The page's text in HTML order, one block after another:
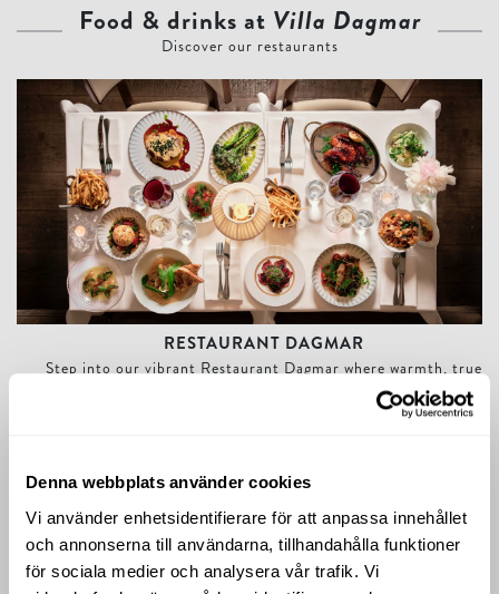
Denna webbplats använder cookies
Vi använder enhetsidentifierare för att anpassa innehållet
och annonserna till användarna, tillhandahålla funktioner
för sociala medier och analysera vår trafik. Vi
Food & drinks at Villa Dagmar
Discover our restaurants
Restaurant Dagmar
RESTAURANT DAGMAR
Step into our vibrant Restaurant Dagmar where warmth, true
craftsmanship and unforgettable flavors await. Drawing
inspiration from the Mediterranean, our menu is crafted by
The Garden Bar